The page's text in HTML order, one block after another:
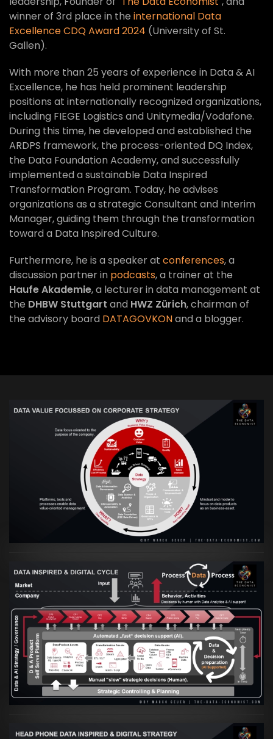
winner of 3rd place in the international Data
Excellence CDQ Award 2024 (University of St.
Gallen).
With more than 25 years of experience in Data & AI
Excellence, he has held prominent leadership
positions at internationally recognized organizations,
including FIEGE Logistics and Unitymedia/Vodafone.
During this time, he developed and established the
ARDPS framework, the process-oriented DQ Index,
the Data Foundation Academy, and successfully
implemented a sustainable Data Inspired
Transformation Program. Today, he advises
organizations as a strategic Consultant and Interim
Manager, guiding them through the transformation
toward a Data Inspired Culture.
Furthermore, he is a speaker at conferences, a
discussion partner in podcasts, a trainer at the
Haufe Akademie, a lecturer in data management at
the DHBW Stuttgart and HWZ Zürich, chairman of
the advisory board DATAGOVKONand a blogger.
VIEW
Artikel:Prozesse und Daten müssen Hand
in Hand gehen
VIEW